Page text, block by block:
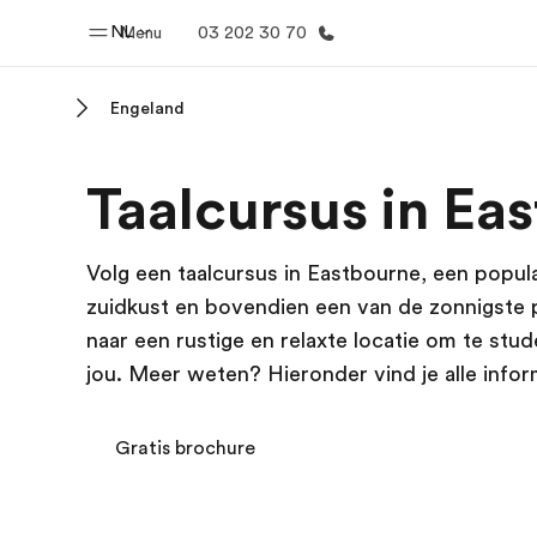
Menu
NL 03 202 30 70
Welkom bij EF Bekijk alles
Engeland
Taalcursus in
Volg een taalcursus in Eastbourne, een
zuidkust en bovendien een van de
naar een rustige en relaxte locatie om te
jou. Meer weten? Hieronder vind je alle
Gratis brochure